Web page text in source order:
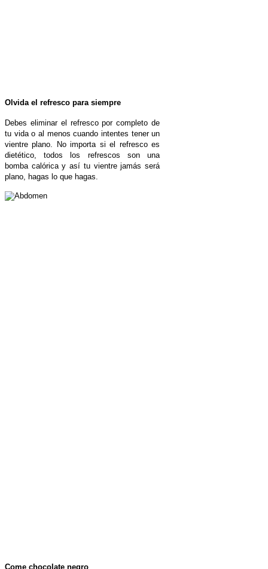
Olvida el refresco para siempre
Debes eliminar el refresco por completo de
tu vida o al menos cuando intentes tener un
vientre plano. No importa si el refresco es
dietético, todos los refrescos son una
bomba calórica y así tu vientre jamás será
plano, hagas lo que hagas.
Come chocolate negro